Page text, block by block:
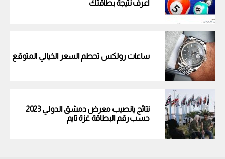
اعرف نتيجة بطاقتك
ساعات رولكس تحطم السعر الخيالي المتوقع
نتائج يانصيب معرض دمشق الدولي 2023
حسب رقم البطاقة غزة تايم